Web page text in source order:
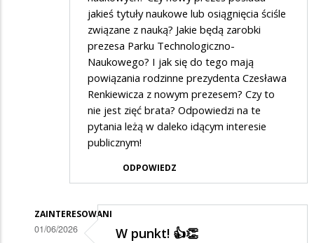
jakieś tytuły naukowe lub osiągnięcia ściśle
związane z nauką? Jakie będą zarobki
prezesa Parku Technologiczno-
Naukowego? I jak się do tego mają
powiązania rodzinne prezydenta Czesława
Renkiewicza z nowym prezesem? Czy to
nie jest zięć brata? Odpowiedzi na te
pytania leżą w daleko idącym interesie
publicznym!
ODPOWIEDZ
ZAINTERESOWANI
01/06/2026 W punkt! 👍👏